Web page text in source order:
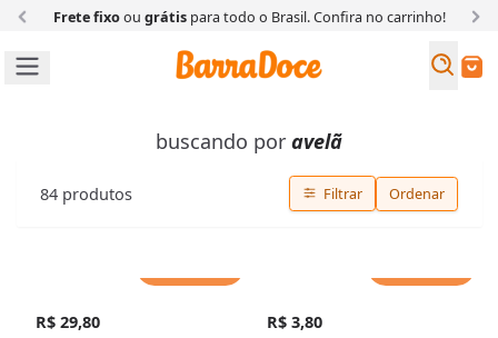
Frete fixoou grátispara todo o Brasil. Confira no carrinho!
Buscar
buscando poravelã
84 produtos Filtrar Ordenar
R$ 29,80 R$ 3,80